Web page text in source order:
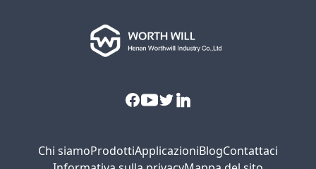
Facebook
Youtube
TwitterLinkedin
Chi siamoProdottiApplicazioniBlogContattaci